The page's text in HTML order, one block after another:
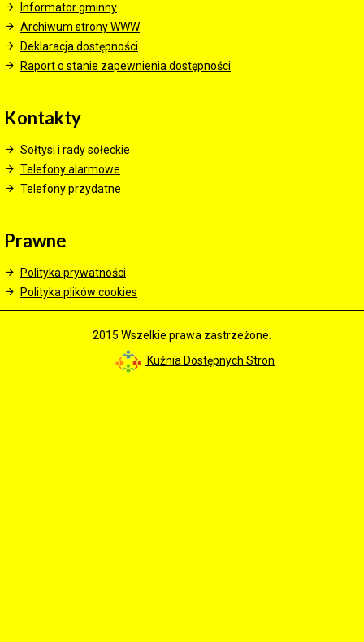
Informator gminny
Archiwum strony WWW
Deklaracja dostępności
Raport o stanie zapewnienia dostępności
Kontakty
Sołtysi i rady sołeckie
Telefony alarmowe
Telefony przydatne
Prawne
Polityka prywatności
Polityka plików cookies
2015 Wszelkie prawa zastrzeżone.
Kuźnia Dostępnych Stron